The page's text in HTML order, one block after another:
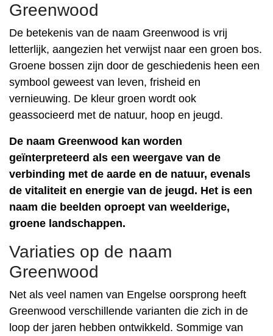
Greenwood
De betekenis van de naam Greenwood is vrij
letterlijk, aangezien het verwijst naar een groen bos.
Groene bossen zijn door de geschiedenis heen een
symbool geweest van leven, frisheid en
vernieuwing. De kleur groen wordt ook
geassocieerd met de natuur, hoop en jeugd.
De naam Greenwood kan worden
geïnterpreteerd als een weergave van de
verbinding met de aarde en de natuur, evenals
de vitaliteit en energie van de jeugd. Het is een
naam die beelden oproept van weelderige,
groene landschappen.
Variaties op de naam
Greenwood
Net als veel namen van Engelse oorsprong heeft
Greenwood verschillende varianten die zich in de
loop der jaren hebben ontwikkeld. Sommige van